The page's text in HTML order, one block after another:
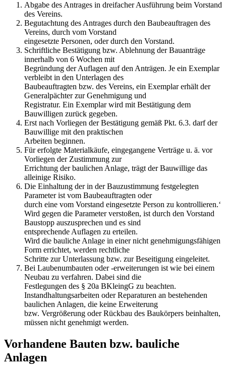
Abgabe des Antrages in dreifacher Ausführung beim Vorstand
des Vereins.
Begutachtung des Antrages durch den Baubeauftragen des
Vereins, durch vom Vorstand
eingesetzte Personen, oder durch den Vorstand.
Schriftliche Bestätigung bzw. Ablehnung der Bauanträge
innerhalb von 6 Wochen mit
Begründung der Auflagen auf den Anträgen. Je ein Exemplar
verbleibt in den Unterlagen des
Baubeauftragten bzw. des Vereins, ein Exemplar erhält der
Generalpächter zur Genehmigung und
Registratur. Ein Exemplar wird mit Bestätigung dem
Bauwilligen zurück gegeben.
Erst nach Vorliegen der Bestätigung gemäß Pkt. 6.3. darf der
Bauwillige mit den praktischen
Arbeiten beginnen.
Für erfolgte Materialkäufe, eingegangene Verträge u. ä. vor
Vorliegen der Zustimmung zur
Errichtung der baulichen Anlage, trägt der Bauwillige das
alleinige Risiko.
Die Einhaltung der in der Bauzustimmung festgelegten
Parameter ist vom Baubeauftragten oder
durch eine vom Vorstand eingesetzte Person zu kontrollieren.‘
Wird gegen die Parameter verstoßen, ist durch den Vorstand
Baustopp auszusprechen und es sind
entsprechende Auflagen zu erteilen.
Wird die bauliche Anlage in einer nicht genehmigungsfähigen
Form errichtet, werden rechtliche
Schritte zur Unterlassung bzw. zur Beseitigung eingeleitet.
Bei Laubenumbauten oder -erweiterungen ist wie bei einem
Neubau zu verfahren. Dabei sind die
Festlegungen des § 20a BKleingG zu beachten.
Instandhaltungsarbeiten oder Reparaturen an bestehenden
baulichen Anlagen, die keine Erweiterung
bzw. Vergrößerung oder Rückbau des Baukörpers beinhalten,
müssen nicht genehmigt werden.
Vorhandene Bauten bzw. bauliche
Anlagen